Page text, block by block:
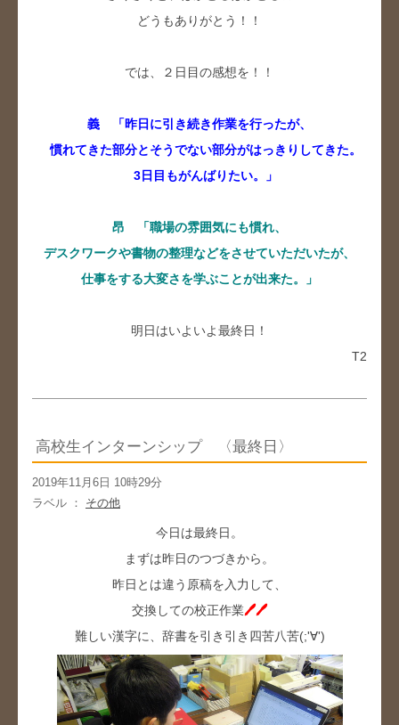
どうもありがとう！！
では、２日目の感想を！！
義 「昨日に引き続き作業を行ったが、
慣れてきた部分とそうでない部分がはっきりしてきた。
3日目もがんばりたい。」
昂 「職場の雰囲気にも慣れ、
デスクワークや書物の整理などをさせていただいたが、
仕事をする大変さを学ぶことが出来た。」
明日はいよいよ最終日！
T2
高校生インターンシップ 〈最終日〉
2019年11月6日 10時29分
ラベル ： その他
今日は最終日。
まずは昨日のつづきから。
昨日とは違う原稿を入力して、
交換しての校正作業🖊🖊
難しい漢字に、辞書を引き引き四苦八苦(;'∀')